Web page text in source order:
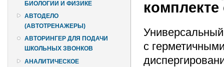
БИОЛОГИИ И ФИЗИКЕ
АВТОДЕЛО
(АВТОТРЕНАЖЕРЫ)
АВТОРИНГЕР ДЛЯ ПОДАЧИ
ШКОЛЬНЫХ ЗВОНКОВ
АНАЛИТИЧЕСКОЕ
с